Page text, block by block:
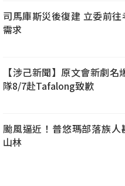
司馬庫斯災後復建 立委前往
需求
【涉己新聞】原文會新劇名
隊8/7赴Tafalong致歉
颱風逼近！普悠瑪部落族人
山林